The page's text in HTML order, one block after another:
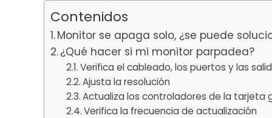
Contenidos
Monitor se apaga solo, ¿se puede
¿Qué hacer si mi monitor parpadea?
Verifica el cableado, los puertos y las
Ajusta la resolución
Actualiza los controladores de la tarjeta
Verifica la frecuencia de actualización